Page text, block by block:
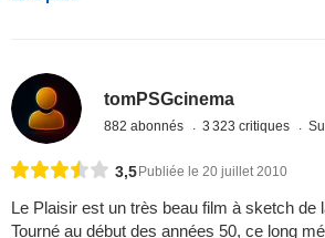
tomPSGcinema
882 abonnés 3 323 critiques
3,5 Publiée le 20 juillet 2010
Le Plaisir est un très beau film à sketch de
Tourné au début des années 50, ce long